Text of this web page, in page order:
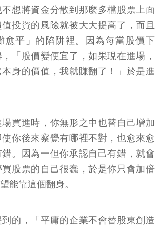
想將資金分散到那麼多檔股票上面
投資的風險就被大大提高了，而且
愈平」的陷阱裡。因為每當股價下
「股價變便宜了，如果現在進場，
身的價值，我就賺翻了！」於是進
買進時，你無形之中也替自己增加
你後來察覺有哪裡不對，也愈來愈
。因為一但你承認自己有錯，就會
股票的自己很蠢，於是你只會加倍
能靠這個翻身。
的，「平庸的企業不會替股東創造